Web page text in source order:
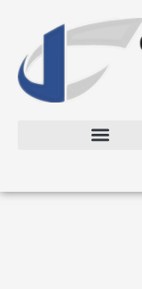
περιεχόμενο